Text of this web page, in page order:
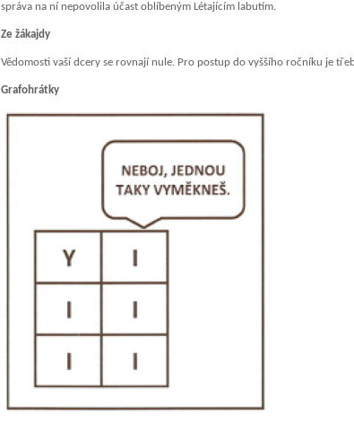
správa na ní nepovolila účast oblíbeným Létajícím labutím.
Ze žákajdy
Vědomosti vaší dcery se rovnají nule. Pro postup do vyššího ročníku je
Grafohrátky